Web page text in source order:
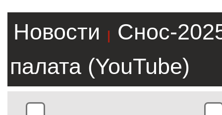
Новости |
Снос-
палата (YouTube)